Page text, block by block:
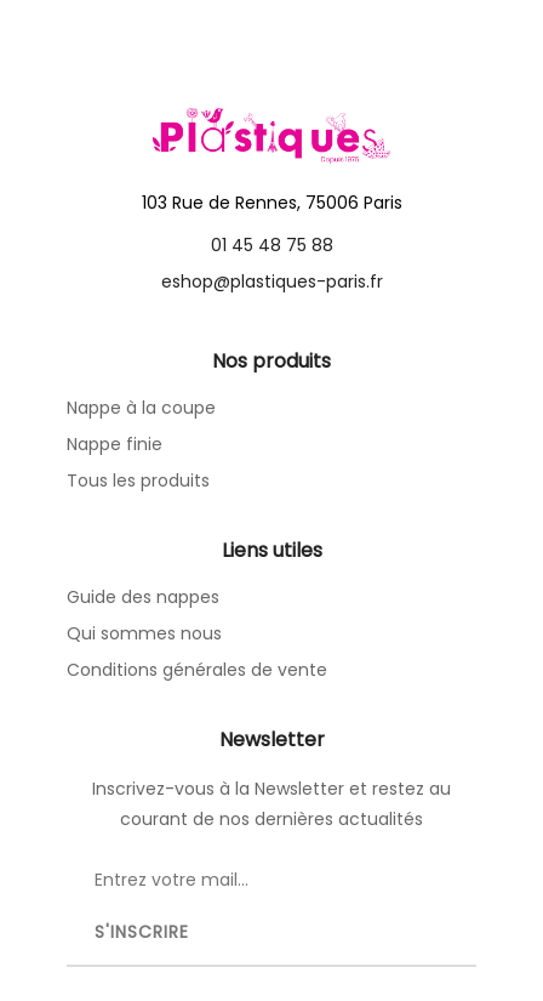
103 Rue de Rennes, 75006 Paris
01 45 48 75 88
eshop@plastiques-paris.fr
Nos produits
Nappe à la coupe
Nappe finie
Tous les produits
Liens utiles
Guide des nappes
Qui sommes nous
Conditions générales de vente
Newsletter
Inscrivez-vous à la Newsletter et restez au
courant de nos dernières actualités